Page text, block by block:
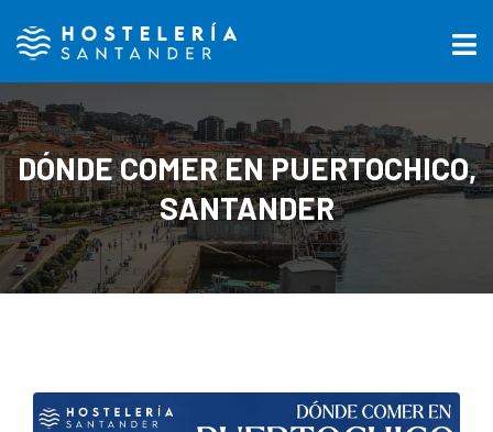
DÓNDE COMER EN PUERTOCHICO,
SANTANDER